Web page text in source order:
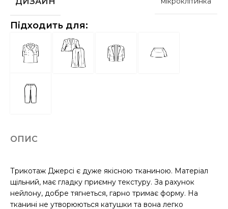
Підходить для:
ОПИС
Трикотаж Джерсі є дуже якісною тканиною. Матеріал
щільний, має гладку приємну текстуру. За рахунок
нейлону, добре тягнеться, гарно тримає форму. На
тканині не утворюються катушки та вона легко